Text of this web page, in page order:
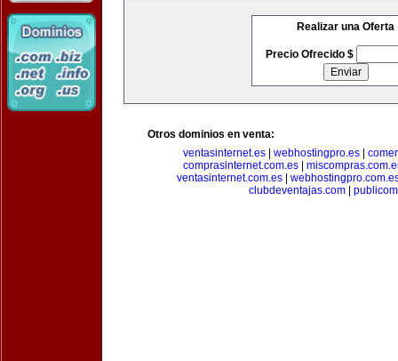
Realizar una Oferta
Precio Ofrecido $
Otros dominios en venta:
ventasinternet.es
webhostingpro.es
comprasinternet.com.es|
ventasinternet.com.es|
clubdeventajas.com